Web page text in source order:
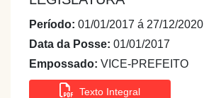
Período: 01/01/2017 á 27/12/2020
Data da Posse: 01/01/2017
Empossado: VICE-PREFEITO
Texto Integral